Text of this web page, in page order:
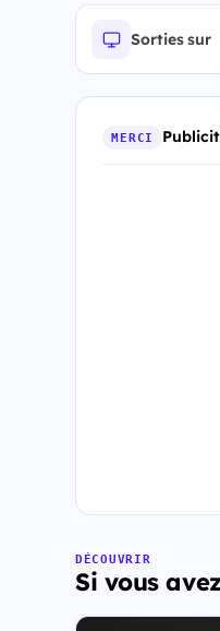
Sorties sur
MERCI
DÉCOUVRIR
Si vous